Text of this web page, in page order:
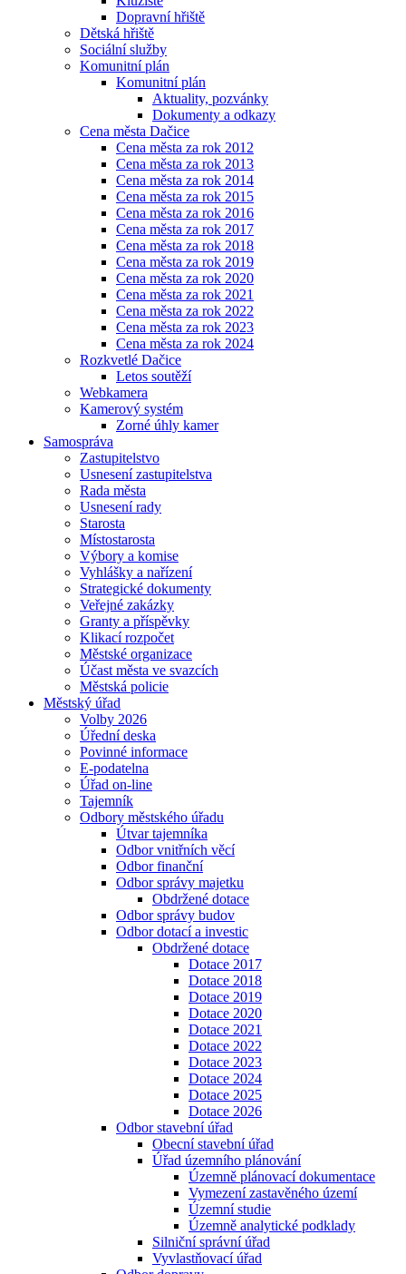
Dopravní hřiště
Dětská hřiště
Sociální služby
Komunitní plán
Komunitní plán
Aktuality, pozvánky
Dokumenty a odkazy
Cena města Dačice
Cena města za rok 2012
Cena města za rok 2013
Cena města za rok 2014
Cena města za rok 2015
Cena města za rok 2016
Cena města za rok 2017
Cena města za rok 2018
Cena města za rok 2019
Cena města za rok 2020
Cena města za rok 2021
Cena města za rok 2022
Cena města za rok 2023
Cena města za rok 2024
Rozkvetlé Dačice
Letos soutěží
Webkamera
Kamerový systém
Zorné úhly kamer
Samospráva
Zastupitelstvo
Usnesení zastupitelstva
Rada města
Usnesení rady
Starosta
Místostarosta
Výbory a komise
Vyhlášky a nařízení
Strategické dokumenty
Veřejné zakázky
Granty a příspěvky
Klikací rozpočet
Městské organizace
Účast města ve svazcích
Městská policie
Městský úřad
Volby 2026
Úřední deska
Povinné informace
E-podatelna
Úřad on-line
Tajemník
Odbory městského úřadu
Útvar tajemníka
Odbor vnitřních věcí
Odbor finanční
Odbor správy majetku
Obdržené dotace
Odbor správy budov
Odbor dotací a investic
Obdržené dotace
Dotace 2017
Dotace 2018
Dotace 2019
Dotace 2020
Dotace 2021
Dotace 2022
Dotace 2023
Dotace 2024
Dotace 2025
Dotace 2026
Odbor stavební úřad
Obecní stavební úřad
Úřad územního plánování
Územně plánovací dokumentace
Vymezení zastavěného území
Územní studie
Územně analytické podklady
Silniční správní úřad
Vyvlastňovací úřad